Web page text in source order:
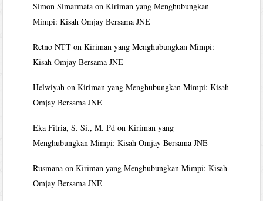
Simon Simarmata onKiriman yang Menghubungkan
Mimpi: Kisah Omjay Bersama JNE
Retno NTT onKiriman yang Menghubungkan Mimpi:
Kisah Omjay Bersama JNE
Helwiyah onKiriman yang Menghubungkan Mimpi: Kisah
Omjay Bersama JNE
Eka Fitria, S. Si., M. Pd onKiriman yang
Menghubungkan Mimpi: Kisah Omjay Bersama JNE
Rusmana onKiriman yang Menghubungkan Mimpi: Kisah
Omjay Bersama JNE